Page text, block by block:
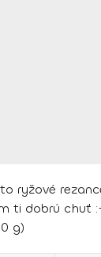
ryžové
ti dobrú chuť
g)